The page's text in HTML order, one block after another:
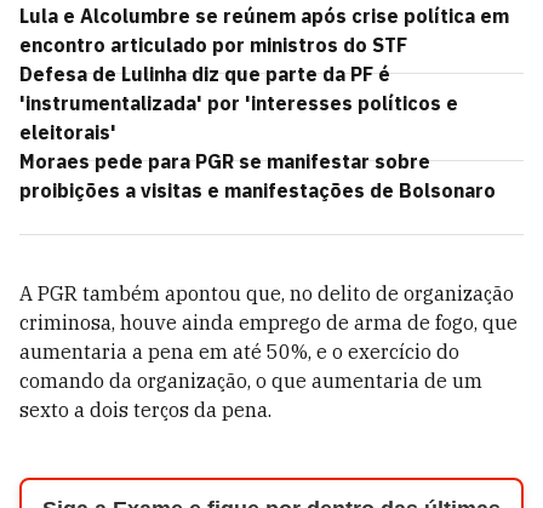
Lula e Alcolumbre se reúnem após crise política em
encontro articulado por ministros do STF
Defesa de Lulinha diz que parte da PF é
'instrumentalizada' por 'interesses políticos e
eleitorais'
Moraes pede para PGR se manifestar sobre
proibições a visitas e manifestações de Bolsonaro
A PGR também apontou que, no delito de organização
criminosa, houve ainda emprego de arma de fogo, que
aumentaria a pena em até 50%, e o exercício do
comando da organização, o que aumentaria de um
sexto a dois terços da pena.